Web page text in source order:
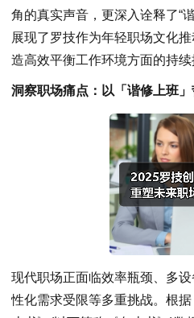
角的真实声音，更深入诠释了“
展现了罗技作为年轻职场文化
造高效平衡工作环境方面的持续
洞察职场痛点：以「谐修 上班
现代职场正面临效率瓶颈、多
性化需求受限等多重挑战。根